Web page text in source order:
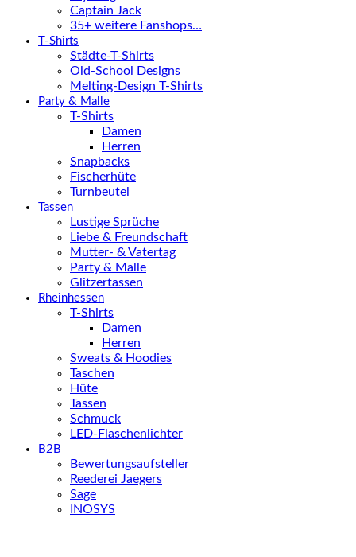
Captain Jack
35+ weitere Fanshops…
T-Shirts
Städte-T-Shirts
Old-School Designs
Melting-Design T-Shirts
Party & Malle
T-Shirts
Damen
Herren
Snapbacks
Fischerhüte
Turnbeutel
Tassen
Lustige Sprüche
Liebe & Freundschaft
Mutter- & Vatertag
Party & Malle
Glitzertassen
Rheinhessen
T-Shirts
Damen
Herren
Sweats & Hoodies
Taschen
Hüte
Tassen
Schmuck
LED-Flaschenlichter
B2B
Bewertungsaufsteller
Reederei Jaegers
Sage
INOSYS